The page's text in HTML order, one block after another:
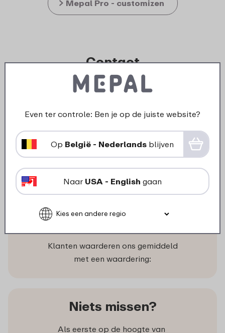
Mepal Pro - customizen
Contact
Heeft Mepal Pro je interesse gewekt? Neem dan
Accountmanager Projecten
Dhr. Roy Altink
r.altink@mepal.com
+31 (0)573 820 839
Wat klanten zeggen
Klanten waarderen ons gemiddeld
met een waardering:
Niets missen?
Als eerste op de hoogte van
Even ter controle: Ben je op de juiste website?
Op België - Nederlands blijven
Naar USA - English gaan